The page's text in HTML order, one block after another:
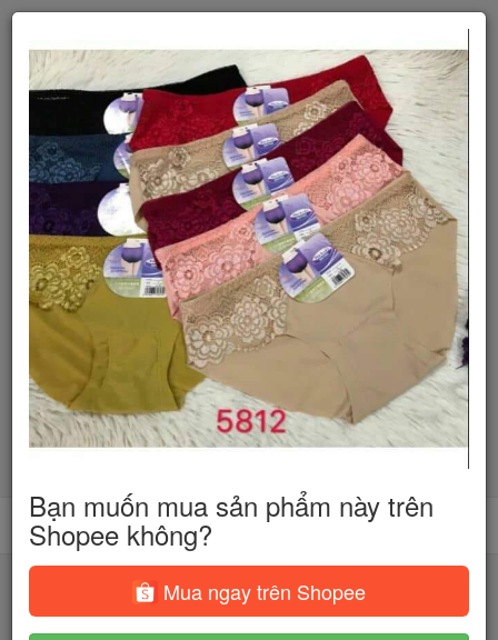
Bạn muốn mua sản phẩm này trên
Shopee không?
Mua ngay trên Shopee